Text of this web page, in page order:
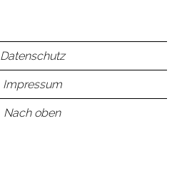
Datenschutz
Impressum
Nach oben